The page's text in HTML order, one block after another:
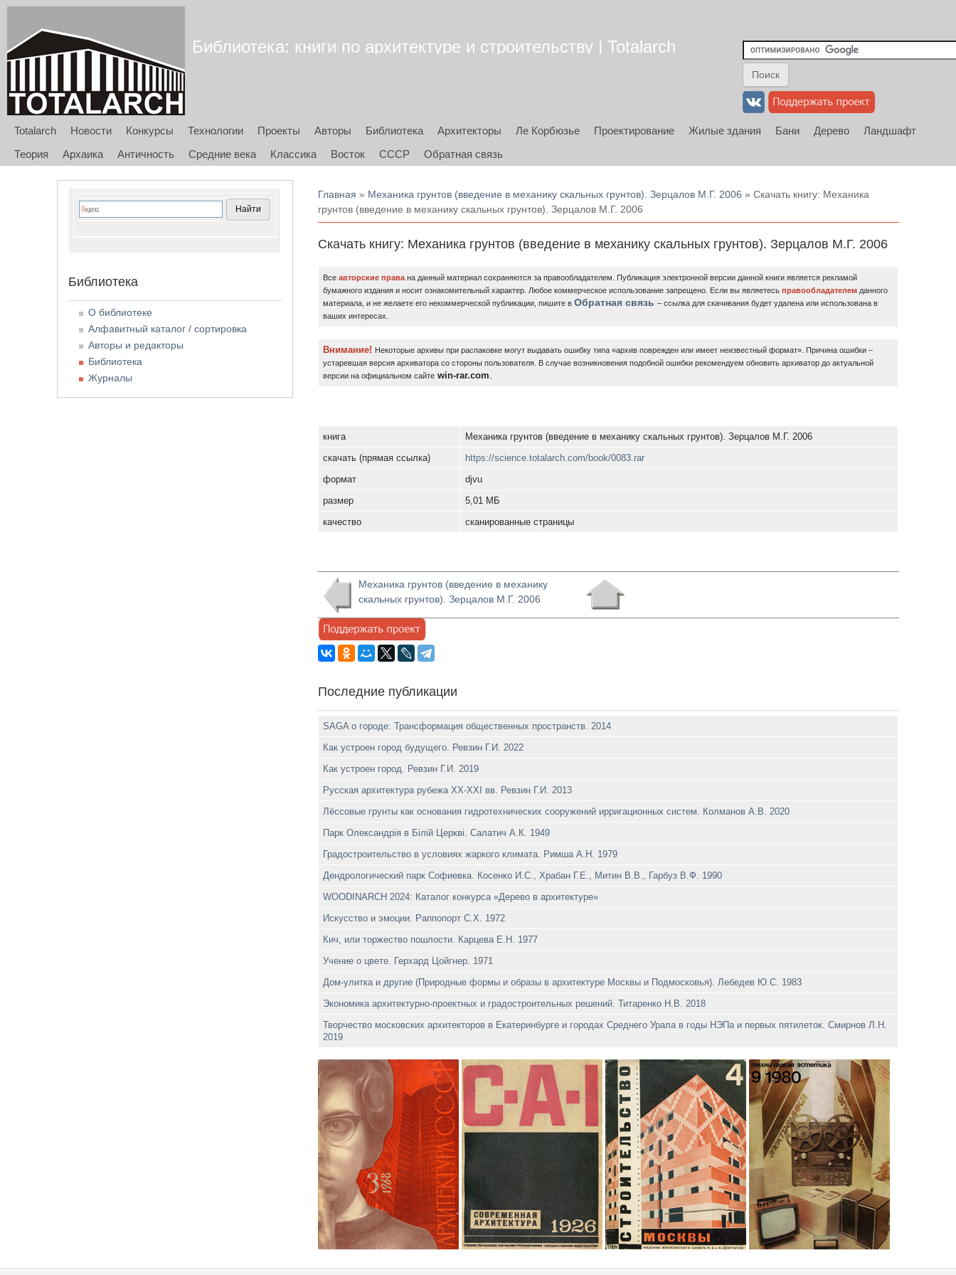
Библиотека: книги по архитектуре и строительству | Totalarch
Totalarch Новости Конкурсы Технологии Проекты Авторы Библиотека Архитекторы Ле Корбюзье Проектирование Жилые здания Бани Дерево
Ландшафт
Теория
Архаика Античность Средние века Классика Восток СССР Обратная связь
Вы здесь
Главная » Механика грунтов (введение в механику скальных грунтов). Зерцалов М.Г. 2006 » Скачать книгу: Механика
грунтов (введение в механику скальных грунтов). Зерцалов М.Г. 2006
Скачать книгу: Механика грунтов (введение в механику скальных грунтов). Зерцалов М.Г. 2006
Всеавторские права на данный материал сохраняются за правообладателем. Публикация электронной версии данной книги является рекламой
бумажного издания и носит ознакомительный характер. Любое коммерческое использование запрещено. Если вы являетесьправообладателем данного
материала, и не желаете его некоммерческой публикации, пишите вОбратная связь – ссылка для скачивания будет удалена или использована в
ваших интересах.
Внимание! Некоторые архивы при распаковке могут выдавать ошибку типа «архив поврежден или имеет неизвестный формат». Причина ошибки –
устаревшая версия архиватора со стороны пользователя. В случае возникновения подобной ошибки рекомендуем обновить архиватор до актуальной
версии на официальном сайте win-rar.com.
книга
Механика грунтов (введение в механику скальных грунтов). Зерцалов М.Г. 2006
скачать (прямая ссылка)
https://science.totalarch.com/book/0083.rar
формат
djvu
размер
5,01 МБ
качество
сканированные страницы
Механика грунтов (введение в механику
скальных грунтов). Зерцалов М.Г. 2006
Последние публикации
SAGA о городе: Трансформация общественных пространств. 2014
Как устроен город будущего. Ревзин Г.И. 2022
Как устроен город. Ревзин Г.И. 2019
Русская архитектура рубежа ХХ-XXI вв. Ревзин Г.И. 2013
Лёссовые грунты как основания гидротехнических сооружений ирригационных систем. Колманов A.B. 2020
Парк Олександрiя в Бiлiй Церквi. Салатич А.К. 1949
Градостроительство в условиях жаркого климата. Римша А.Н. 1979
Дендрологический парк Софиевка. Косенко И.С., Храбан Г.Е., Митин В.В., Гарбуз В.Ф. 1990
WOODINARCH 2024: Каталог конкурса «Дерево в архитектуре»
Искусство и эмоции. Раппопорт С.Х. 1972
Кич, или торжество пошлости. Карцева Е.Н. 1977
Учение о цвете. Герхард Цойгнер. 1971
Дом-улитка и другие (Природные формы и образы в архитектуре Москвы и Подмосковья). Лебедев Ю.С. 1983
Экономика архитектурно-проектных и градостроительных решений. Титаренко Н.В. 2018
Творчество московских архитекторов в Екатеринбурге и городах Среднего Урала в годы НЭПа и первых пятилеток. Смирнов Л.Н.
2019
Библиотека
О библиотеке
Алфавитный каталог / сортировка
Авторы и редакторы
Библиотека
Журналы